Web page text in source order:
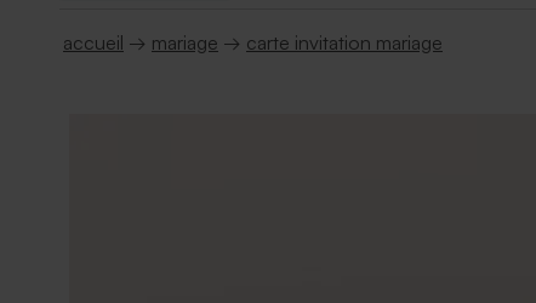
accueil → mariage → carte invitation mariage